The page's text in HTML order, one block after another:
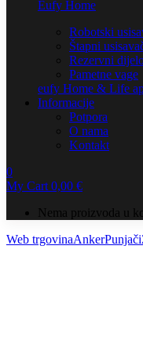
Eufy Home
Robotski
Štapni
Rezervni
Pametne vage
eufy Home & Life
Informacije
Potpora
O nama
Kontakt
0
My Cart0,00 €
Nema proizvoda u
Web trgovinaAnkerPunjači